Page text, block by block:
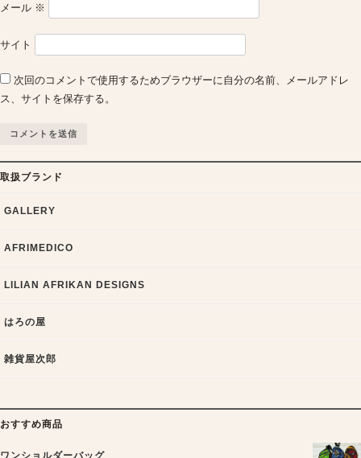
メール ※
サイト
次回のコメントで使用するためブラウザーに自分の名前、メールアドレ
ス、サイトを保存する。
取扱ブランド
GALLERY
AFRIMEDICO
LILIAN AFRIKAN DESIGNS
はろの屋
雑貨屋次郎
おすすめ商品
ワンショルダーバッグ